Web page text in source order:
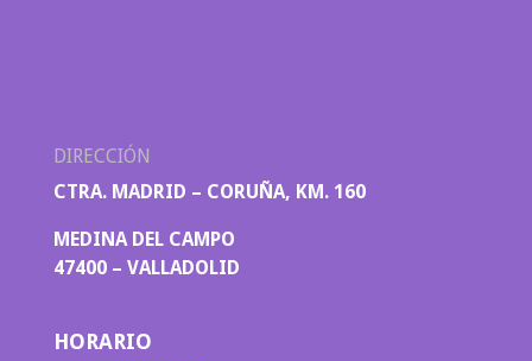
DIRECCIÓN
CTRA. MADRID – CORUÑA, KM. 160
MEDINA DEL CAMPO
47400 – VALLADOLID
HORARIO